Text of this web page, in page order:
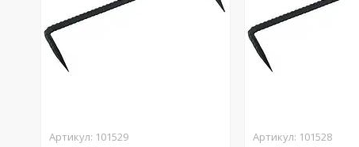
101529 101528